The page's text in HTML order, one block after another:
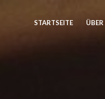
STARTSEITE